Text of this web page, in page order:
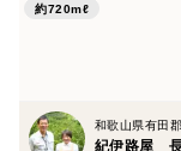
約720mℓ
和歌山県有田
紀伊路屋